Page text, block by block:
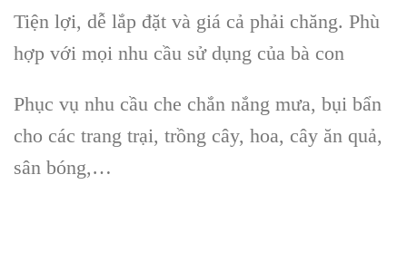
Tiện lợi, dễ lắp đặt và giá cả phải chăng. Phù
hợp với mọi nhu cầu sử dụng của bà con
Phục vụ nhu cầu che chắn nắng mưa, bụi bẩn
cho các trang trại, trồng cây, hoa, cây ăn quả,
sân bóng,…